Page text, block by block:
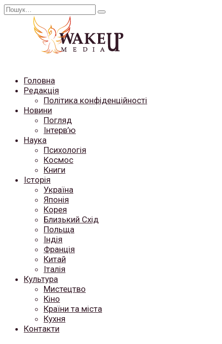
Перейти
Search
Головна
Редакція
Політика конфіденційності
Новини
Погляд
Інтерв’ю
Наука
Психологія
Космос
Книги
Історія
Україна
Японія
Корея
Близький Схід
Польща
Індія
Франція
Китай
Італія
Культура
Мистецтво
Кіно
Країни та міста
Кухня
Контакти